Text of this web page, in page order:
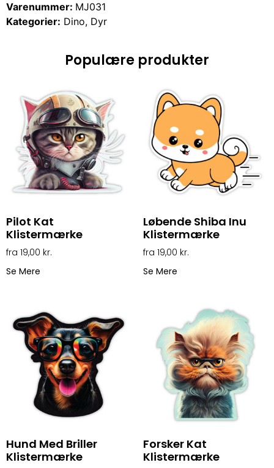
Varenummer: MJ031
Kategorier: Dino, Dyr
Populære produkter
Pilot Kat
Klistermærke
19,00 kr.
Se Mere
Løbende Shiba Inu
Klistermærke
19,00 kr.
Se Mere
Hund Med Briller
Klistermærke
Forsker Kat
Klistermærke